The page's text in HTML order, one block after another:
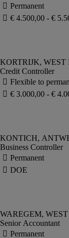
Credit Controller
Business Controller
Senior Accountant